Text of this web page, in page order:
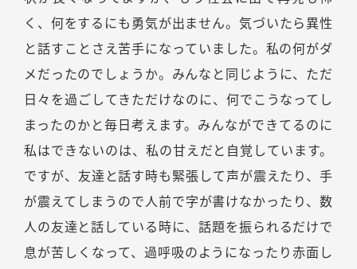
く、何をするにも勇気が出ません。気づいたら異性
と話すことさえ苦手になっていました。私の何がダ
メだったのでしょうか。みんなと同じように、ただ
日々を過ごしてきただけなのに、何でこうなってし
まったのかと毎日考えます。みんなができてるのに
私はできないのは、私の甘えだと自覚しています。
ですが、友達と話す時も緊張して声が震えたり、手
が震えてしまうので人前で字が書けなかったり、数
人の友達と話している時に、話題を振られるだけで
息が苦しくなって、過呼吸のようになったり赤面し